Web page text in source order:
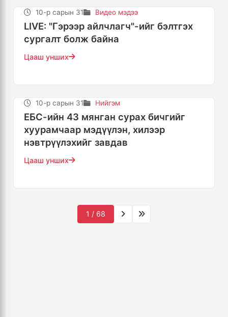
10-р сарын 31 Видео мэдээ
LIVE: "Гэрээр айлчлагч"-ийг бэлтгэх
сургалт болж байна
Цааш унших
10-р сарын 31 Нийгэм
ЕБС-ийн 43 мянган сурах бичгийг
хуурамчаар мэдүүлэн, хилээр
нэвтрүүлэхийг завдав
Цааш унших
1 / 68